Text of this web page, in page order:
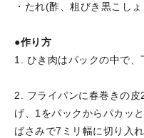
・たれ(酢、粗びき黒こし
●作り方
1. ひき肉はパックの中で、
2. フライパンに春巻きの
げ、1をパックからパカッ
ばさみで7ミリ幅に切り入